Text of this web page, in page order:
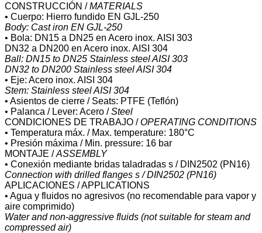
CONSTRUCCIÓN /MATERIALS
• Cuerpo: Hierro fundido EN GJL-250
Body: Cast iron EN GJL-250
• Bola: DN15 a DN25 en Acero inox. AISI 303
DN32 a DN200 en Acero inox. AISI 304
Ball: DN15 to DN25 Stainless steel AISI 303
DN32 to DN200 Stainless steel AISI 304
• Eje: Acero inox. AISI 304
Stem: Stainless steel AISI 304
• Asientos de cierre / Seats: PTFE (Teflón)
• Palanca / Lever: Acero /Steel
CONDICIONES DE TRABAJO /OPERATING CONDITIONS
• Temperatura máx. / Max. temperature: 180°C
• Presión máxima / Min. pressure: 16 bar
MONTAJE /ASSEMBLY
• Conexión mediante bridas taladradas s / DIN2502 (PN16)
Connection with drilled flanges s / DIN2502 (PN16)
APLICACIONES / APPLICATIONS
• Agua y fluidos no agresivos (no recomendable para vapor y
aire comprimido)
Water and non-aggressive fluids (not suitable for steam and
compressed air)